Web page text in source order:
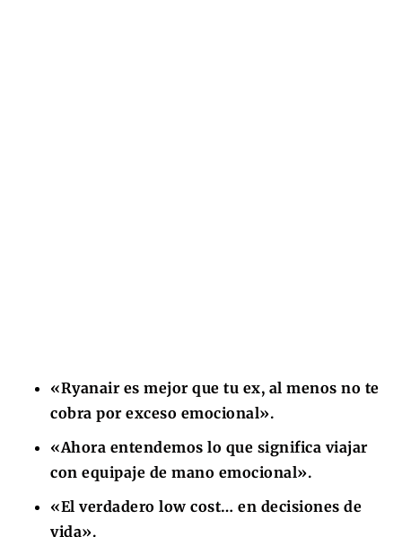
«Ryanair es mejor que tu ex, al menos no te
cobra por exceso emocional».
«Ahora entendemos lo que significa viajar
con equipaje de mano emocional».
«El verdadero low cost… en decisiones de
vida».